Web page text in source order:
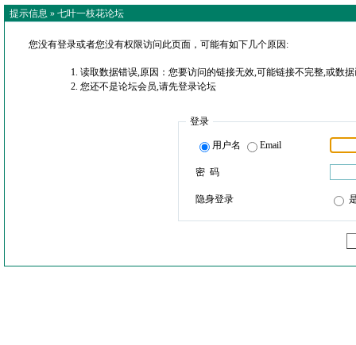
提示信息 » 七叶一枝花论坛
您没有登录或者您没有权限访问此页面，可能有如下几个原因:
读取数据错误,原因：您要访问的链接无效,可能链接不完整,或数
您还不是论坛会员,请先登录论坛
登录
用户名 Email
密 码
隐身登录